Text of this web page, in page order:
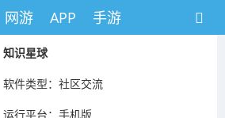
网游 APP 手游
知识星球
软件类型：社区交流
运行平台：手机版